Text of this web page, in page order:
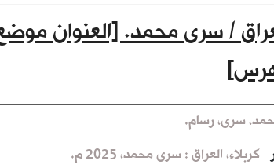
/ سرى محمد. [العنوان
سرى، رسام.
كربلاء، العراق : سرى محمد، 2025 م.